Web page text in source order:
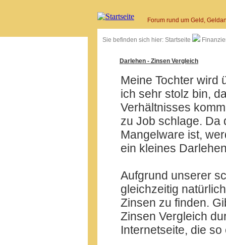
Forum rund um Geld,
Sie befinden sich hier: Startseite
Darlehen - Zinsen Vergleich
Meine Tochter wird
ich sehr stolz bin,
Verhältnisses
zu Job schlage. Da
Mangelware ist,
ein kleines
Aufgrund unserer
gleichzeitig
Zinsen zu finden.
Zinsen Vergleich
Internetseite, die